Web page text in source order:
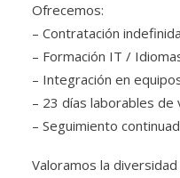
Ofrecemos:
– Contratación indefinida
– Formación IT /
– Integración en
– 23 días laborables de
– Seguimiento
Valoramos la